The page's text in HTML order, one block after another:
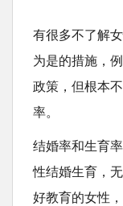
有很多不了解
为是的措施，
政策，但根本
率。
结婚率和生育
性结婚生育，
好教育的女性